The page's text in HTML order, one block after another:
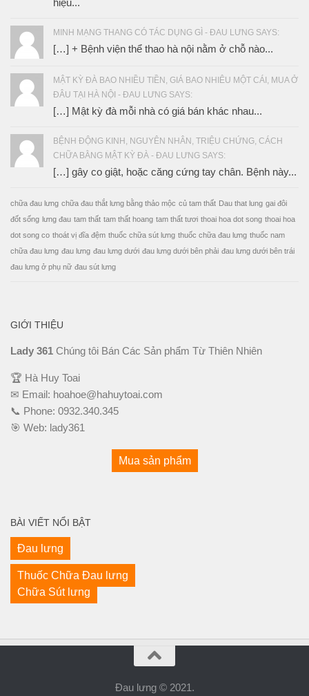
hiệu...
MINH MẠNG THANG CÓ TÁC DỤNG GÌ - ĐAU LƯNG SAYS:
[…] + Bệnh viện thể thao hà nội nằm ở chỗ nào...
MẬT KỲ ĐÀ BAO NHIỀU TIỀN, GIÁ BAO NHIÊU MỘT CÁI, MUA Ở
ĐÂU TẠI HÀ NỘI - ĐAU LƯNG SAYS:
[…] Mật kỳ đà mỗi nhà có giá bán khác nhau...
BỆNH ĐỘNG KINH, NGUYÊN NHÂN, TRIỆU CHỨNG, CÁCH
CHỮA BẰNG MẬT KỲ ĐÀ - ĐAU LƯNG SAYS:
[…] gây co giật, hoặc căng cứng tay chân. Bệnh này...
chữa đau lưng chữa đau thắt lưng bằng thảo mộc củ tam thất Dau that lung gai đôi
đốt sống lưng đau tam thất tam thất hoang tam thất tươi thoai hoa dot song thoai hoa
dot song co thoát vị đĩa đệm thuốc chữa sút lưng thuốc chữa đau lưng thuốc nam
chữa đau lưng đau lưng đau lưng dưới đau lưng dưới bên phải đau lưng dưới bên trái
đau lưng ở phụ nữ đau sút lưng
GIỚI THIỆU
Lady 361 Chúng tôi Bán Các Sản phẩm Từ Thiên Nhiên
🏆 Hà Huy Toai
✉ Email: hoahoe@hahuytoai.com
📞 Phone: 0932.340.345
🎯 Web: lady361
Mua sản phẩm
BÀI VIẾT NỔI BẬT
Đau lưng
Thuốc Chữa Đau lưng
Chữa Sút lưng
Đau lưng © 2021.